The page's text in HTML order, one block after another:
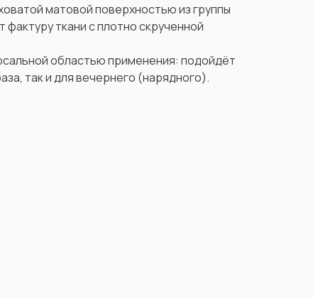
матовой поверхностью из группы
ткани с плотно скрученной
областью применения: подойдёт
так и для вечернего (нарядного).